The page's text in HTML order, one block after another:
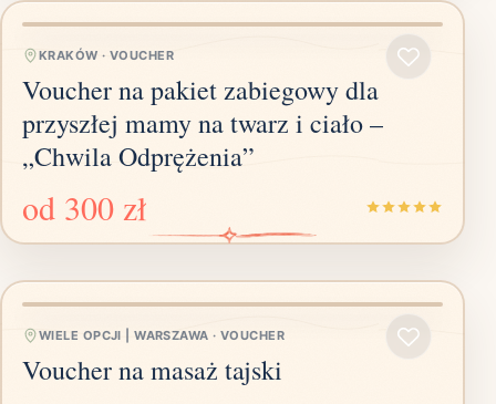
KRAKÓW · VOUCHER
Voucher na pakiet zabiegowy dla
przyszłej mamy na twarz i ciało –
„Chwila Odprężenia”
od 300 zł
WIELE OPCJI | WARSZAWA ·VOUCHER
Voucher na masaż tajski